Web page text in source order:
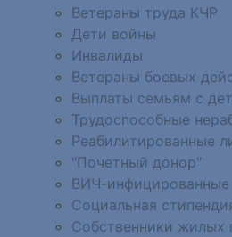
Ветераны труда КЧР
Дети войны
Инвалиды
Ветераны боевых
Выплаты семьям с
Трудоспособные
Реабилитированные
"Почетный донор"
ВИЧ-инфицированные
Социальная
Собственники